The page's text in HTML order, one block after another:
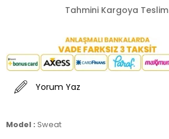
Tahmini Kargoya Teslim
Yorum Yaz
Model : Sweat